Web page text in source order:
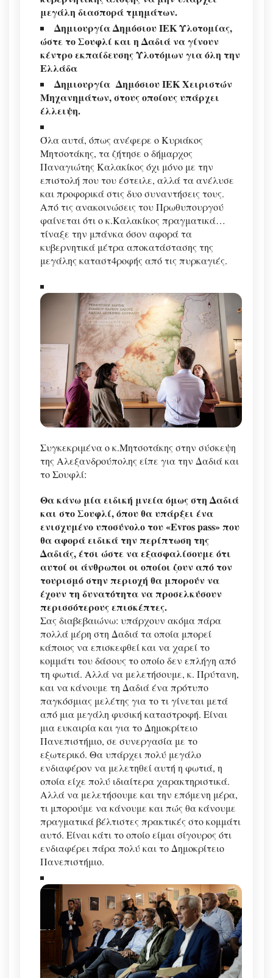
μεγάλη διασπορά τμημάτων.
Δημιουργία Δημόσιου ΙΕΚ Υλοτομίας,
ώστε το Σουφλί και η Δαδιά να γίνουν
κέντρο εκπαίδευσης Υλοτόμων για όλη την
Ελλάδα
Δημιουργία Δημόσιου ΙΕΚ Χειριστών
Μηχανημάτων, στους οποίους υπάρχει
έλλειψη.
Όλα αυτά, όπως ανέφερε ο Κυριάκος
Μητσοτάκης, τα ζήτησε ο δήμαρχος
Παναγιώτης Καλακίκος όχι μόνο με την
επιστολή που του έστειλε, αλλά τα ανέλυσε
και προφορικά στις δυο συναντήσεις τους.
Από τις ανακοινώσεις του Πρωθυπουργού
φαίνεται ότι ο κ.Καλακίκος πραγματικά…
τίναξε την μπάνκα όσον αφορά τα
κυβερνητικά μέτρα αποκατάστασης της
μεγάλης καταστ4ροφής από τις πυρκαγιές.
Συγκεκριμένα ο κ.Μητσοτάκης στην σύσκεψη
της Αλεξανδρούπολης είπε για την Δαδιά και
το Σουφλί:
Θα κάνω μία ειδική μνεία όμως στη Δαδιά
και στο Σουφλί, όπου θα υπάρξει ένα
ενισχυμένο υποσύνολο του «Evros pass» που
θα αφορά ειδικά την περίπτωση της
Δαδιάς, έτσι ώστε να εξασφαλίσουμε ότι
αυτοί οι άνθρωποι οι οποίοι ζουν από τον
τουρισμό στην περιοχή θα μπορούν να
έχουν τη δυνατότητα να προσελκύσουν
περισσότερους επισκέπτες.
Σας διαβεβαιώνω: υπάρχουν ακόμα πάρα
πολλά μέρη στη Δαδιά τα οποία μπορεί
κάποιος να επισκεφθεί και να χαρεί το
κομμάτι του δάσους το οποίο δεν επλήγη από
τη φωτιά. Αλλά να μελετήσουμε, κ. Πρύτανη,
και να κάνουμε τη Δαδιά ένα πρότυπο
παγκόσμιας μελέτης για το τι γίνεται μετά
από μια μεγάλη φυσική καταστροφή. Είναι
μια ευκαιρία και για το Δημοκρίτειο
Πανεπιστήμιο, σε συνεργασία με το
εξωτερικό. Θα υπάρχει πολύ μεγάλο
ενδιαφέρον να μελετηθεί αυτή η φωτιά, η
οποία είχε πολύ ιδιαίτερα χαρακτηριστικά.
Αλλά να μελετήσουμε και την επόμενη μέρα,
τι μπορούμε να κάνουμε και πώς θα κάνουμε
πραγματικά βέλτιστες πρακτικές στο κομμάτι
αυτό. Είναι κάτι το οποίο είμαι σίγουρος ότι
ενδιαφέρει πάρα πολύ και το Δημοκρίτειο
Πανεπιστήμιο.